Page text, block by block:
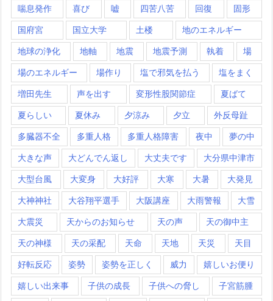
喘息発作 喜び 嘘 四苦八苦 回復 固形
国府宮 国立大学 土楼 地のエネルギー
地球の浄化 地軸 地震 地震予測 執着 場
場のエネルギー 場作り 塩で邪気を払う 塩をまく
増田先生 声を出す 変形性股関節症 夏ばて
夏らしい 夏休み 夕涼み 夕立 外反母趾
多臓器不全 多重人格 多重人格障害 夜中 夢の中
大きな声 大どんでん返し 大丈夫です 大分県中津市
大型台風 大変身 大好評 大寒 大暑 大発見
大神神社 大谷翔平選手 大阪講座 大雨警報 大雪
大震災 天からのお知らせ 天の声 天の御中主
天の神様 天の采配 天命 天地 天災 天目
好転反応 姿勢 姿勢を正しく 威力 嬉しいお便り
嬉しい出来事 子供の成長 子供への脅し 子宮筋腫